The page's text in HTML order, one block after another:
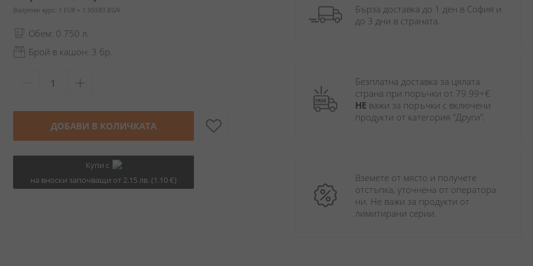
Валутен курс: 1 EUR = 1.95583 BGN
Обем: 0.750 л.
Брой в кашон: 3 бр.
ДОБАВИ В КОЛИЧКАТА
Купи с
на вноски започващи от 2.15 лв. (1.10 €)
Бърза доставка до 1 ден в София и
до 3 дни в страната.
Безплатна доставка за цялата
НЕ важи за поръчки с включени
продукти от категория "Други".
Вземете от място и получете
отстъпка, уточнена от оператора
ни. Не важи за продукти от
лимитирани серии.